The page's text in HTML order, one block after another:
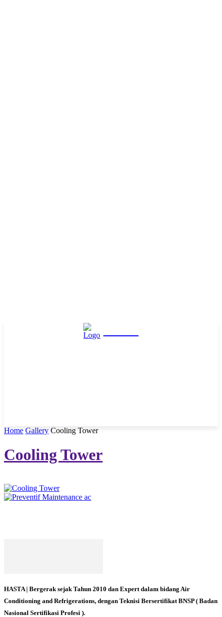
Home Gallery Cooling Tower
Cooling Tower
HASTA | Bergerak sejak Tahun 2010 dan Expert dalam bidang Air
Conditioning and Refrigerations, dengan Teknisi Bersertifikat BNSP ( Badan
Nasional Sertifikasi Profesi ).